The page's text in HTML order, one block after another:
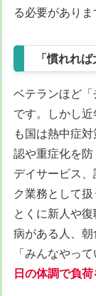
る必要がありま
「慣れれ
ベテランほど
です。しかし
も国は熱中症
認や重症化を
デイサービス
ク業務として扱
とくに新人や
病がある人、朝
「みんなやっ
日の体調で負